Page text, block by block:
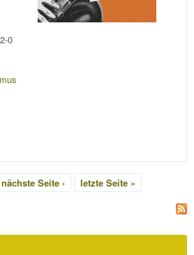
0
nächste Seite › letzte Seite »